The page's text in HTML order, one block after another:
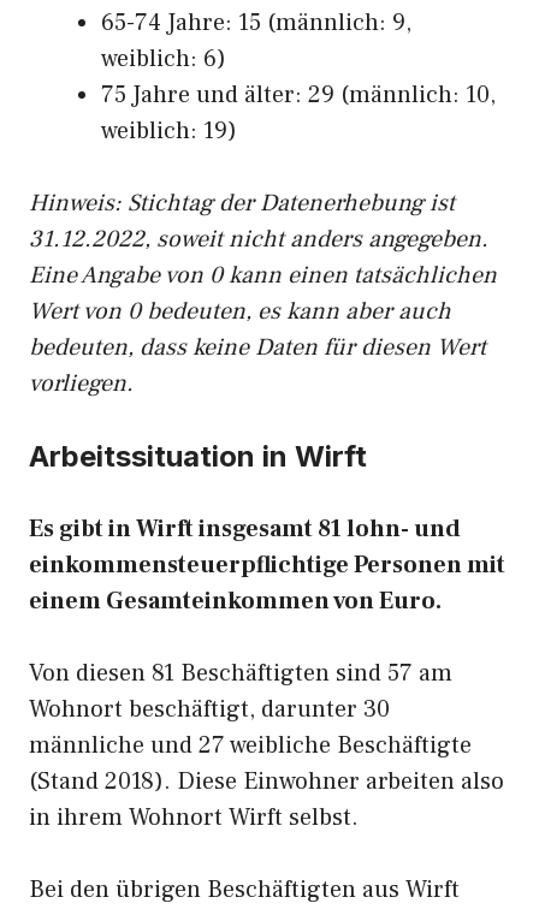
65-74 Jahre: 15 (männlich: 9,
weiblich: 6)
75 Jahre und älter: 29 (männlich: 10,
weiblich: 19)
Hinweis: Stichtag der Datenerhebung ist
31.12.2022, soweit nicht anders angegeben.
Eine Angabe von 0 kann einen tatsächlichen
Wert von 0 bedeuten, es kann aber auch
bedeuten, dass keine Daten für diesen Wert
vorliegen.
Arbeitssituation in Wirft
Es gibt in Wirft insgesamt 81 lohn- und
einkommensteuerpflichtige Personen mit
einem Gesamteinkommen von Euro.
Von diesen 81 Beschäftigten sind 57 am
Wohnort beschäftigt, darunter 30
männliche und 27 weibliche Beschäftigte
(Stand 2018). Diese Einwohner arbeiten also
in ihrem Wohnort Wirft selbst.
Bei den übrigen Beschäftigten aus Wirft